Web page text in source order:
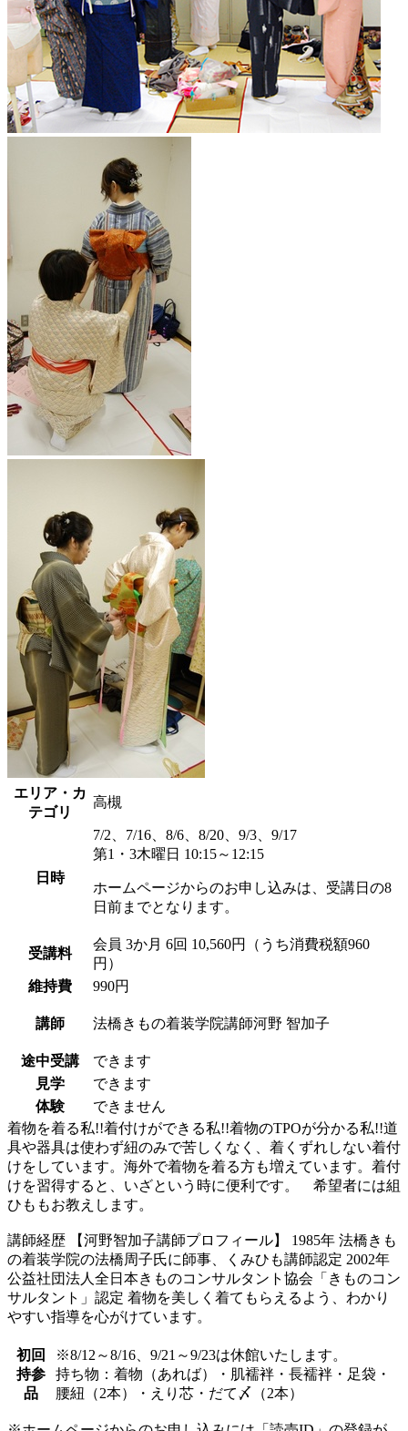
エリア・カ
テゴリ
高槻
日時
7/2、7/16、8/6、8/20、9/3、9/17
第1・3木曜日 10:15～12:15
ホームページからのお申し込みは、受講日の8
日前までとなります。
受講料
会員 3か月 6回 10,560円（うち消費税額960
円）
維持費
990円
講師 法橋きもの着装学院講師河野 智加子
途中受講
できます
見学
できます
体験
できません
着物を着る私!!着付けができる私!!着物のTPOが分かる私!!道
具や器具は使わず紐のみで苦しくなく、着くずれしない着付
けをしています。海外で着物を着る方も増えています。着付
けを習得すると、いざという時に便利です。 希望者には組
ひももお教えします。
講師経歴 【河野智加子講師プロフィール】 1985年 法橋きも
の着装学院の法橋周子氏に師事、くみひも講師認定 2002年
公益社団法人全日本きものコンサルタント協会「きものコン
サルタント」認定 着物を美しく着てもらえるよう、わかり
やすい指導を心がけています。
初回
持参
品
※8/12～8/16、9/21～9/23は休館いたします。
持ち物：着物（あれば）・肌襦袢・長襦袢・足袋・
腰紐（2本）・えり芯・だて〆（2本）